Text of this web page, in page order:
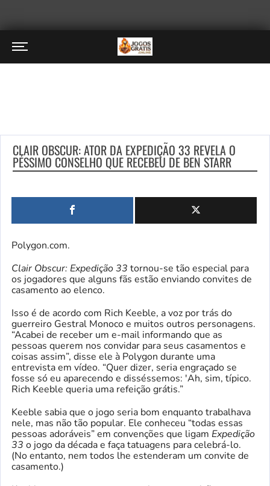
CLAIR OBSCUR: ATOR DA EXPEDIÇÃO 33 REVELA O
PÉSSIMO CONSELHO QUE RECEBEU DE BEN STARR
Polygon.com.
Clair Obscur: Expedição 33 tornou-se tão especial para
os jogadores que alguns fãs estão enviando convites de
casamento ao elenco.
Isso é de acordo com Rich Keeble, a voz por trás do
guerreiro Gestral Monoco e muitos outros personagens.
“Acabei de receber um e-mail informando que as
pessoas querem nos convidar para seus casamentos e
coisas assim”, disse ele à Polygon durante uma
entrevista em vídeo. “Quer dizer, seria engraçado se
fosse só eu aparecendo e disséssemos: 'Ah, sim, típico.
Rich Keeble queria uma refeição grátis.”
Keeble sabia que o jogo seria bom enquanto trabalhava
nele, mas não tão popular. Ele conheceu “todas essas
pessoas adoráveis” em convenções que ligam Expedição
33 o jogo da década e faça tatuagens para celebrá-lo.
(No entanto, nem todos lhe estenderam um convite de
casamento.)